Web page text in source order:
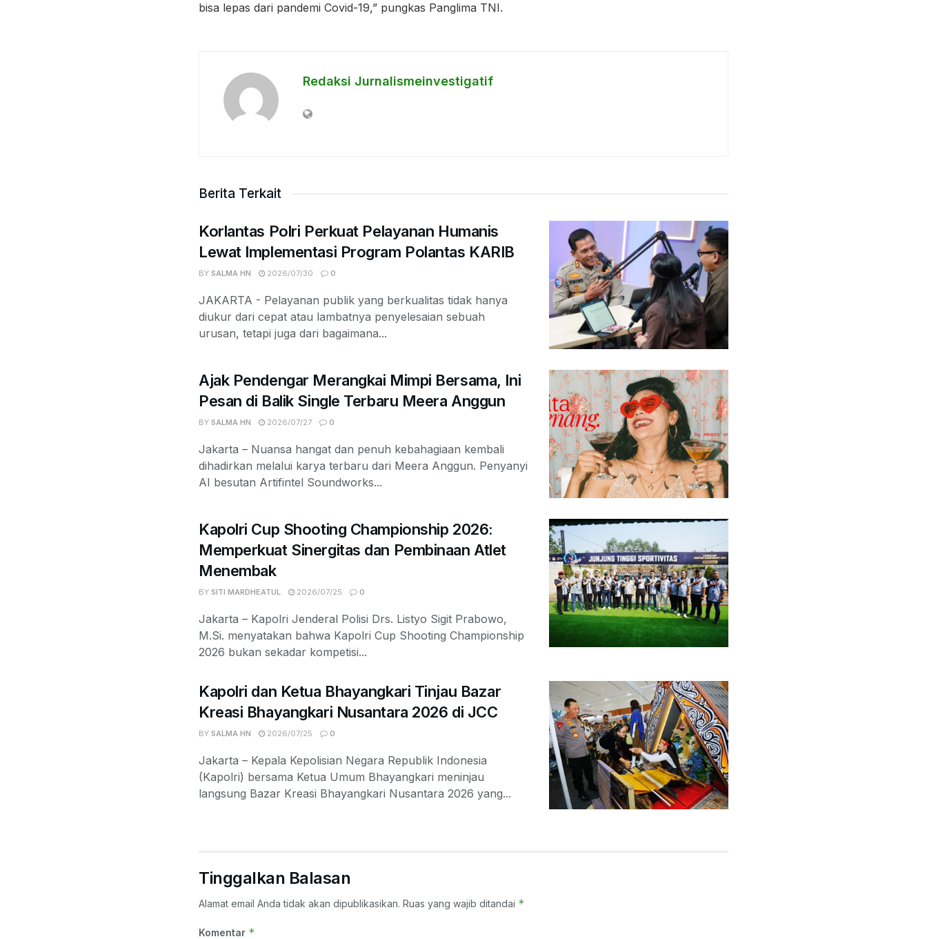
bisa lepas dari pandemi Covid-19,” pungkas Panglima TNI.
Redaksi Jurnalismeinvestigatif
Berita Terkait
Korlantas Polri Perkuat Pelayanan Humanis
Lewat Implementasi Program Polantas KARIB
BY SALMA HN 2026/07/30 0
JAKARTA - Pelayanan publik yang berkualitas tidak hanya
diukur dari cepat atau lambatnya penyelesaian sebuah
urusan, tetapi juga dari bagaimana...
Ajak Pendengar Merangkai Mimpi Bersama, Ini
Pesan di Balik Single Terbaru Meera Anggun
BY SALMA HN 2026/07/27 0
Jakarta – Nuansa hangat dan penuh kebahagiaan kembali
dihadirkan melalui karya terbaru dari Meera Anggun. Penyanyi
AI besutan Artifintel Soundworks...
Kapolri Cup Shooting Championship 2026:
Memperkuat Sinergitas dan Pembinaan Atlet
Menembak
BY SITI MARDHEATUL 2026/07/25 0
Jakarta – Kapolri Jenderal Polisi Drs. Listyo Sigit Prabowo,
M.Si. menyatakan bahwa Kapolri Cup Shooting Championship
2026 bukan sekadar kompetisi...
Kapolri dan Ketua Bhayangkari Tinjau Bazar
Kreasi Bhayangkari Nusantara 2026 di JCC
BY SALMA HN 2026/07/25 0
Jakarta – Kepala Kepolisian Negara Republik Indonesia
(Kapolri) bersama Ketua Umum Bhayangkari meninjau
langsung Bazar Kreasi Bhayangkari Nusantara 2026 yang...
Tinggalkan Balasan
Alamat email Anda tidak akan dipublikasikan. Ruas yang wajib ditandai *
Komentar *